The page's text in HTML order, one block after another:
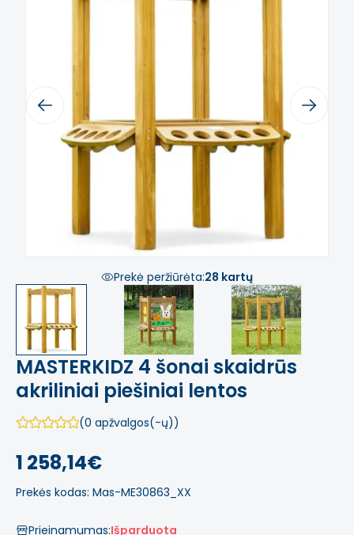
Previous Next
Prekė peržiūrėta:28 kartų
MASTERKIDZ 4 šonai skaidrūs
akriliniai piešiniai lentos
(0 apžvalgos(-ų))
1 258,14€
Prekės kodas: Mas-ME30863_XX
Prieinamumas:Išparduota